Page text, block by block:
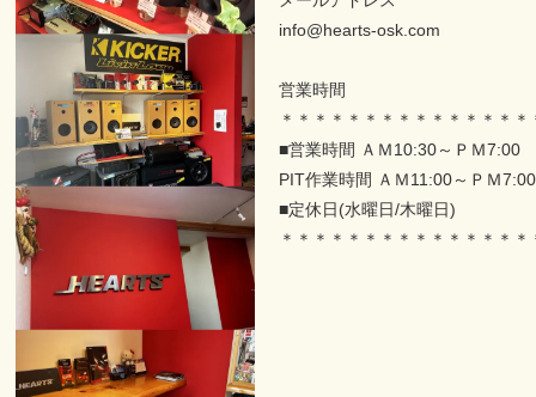
info@hearts-osk.com
営業時間
＊＊＊＊＊＊＊＊＊＊＊＊＊＊＊
■営業時間 ＡＭ10:30～ＰＭ7:00
PIT作業時間 ＡＭ11:00～ＰＭ7:00
■定休日(水曜日/木曜日)
＊＊＊＊＊＊＊＊＊＊＊＊＊＊＊